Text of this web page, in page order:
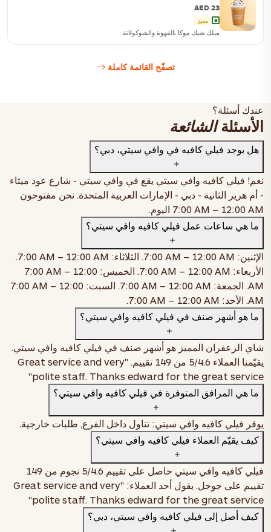
كرك بالزعفران مثلج
صغير AED 21 وسطAED 24
اطلب الآن
باراتا، ودجاج تيكا، وخضار كاتي، وبيض، وبصل، ومايونيز بالنعناع
اطلب الآن
شاي فيلي بالزعفران الفاخر — شاي الزعفران المميّز
وسط
اطلب الآن
AED 23
مميز
ميلك شيك موكا بالقهوة والشوكولاتة
ميلك شيك موكا بالقهوة والشوكولاتة
صغيرAED 23 وسطAED 26
اطلب الآن
تصفّح القائمة كاملة
عندك أسئلة؟
الأسئلةالشائعة
هل يوجد فيلي كافيه في وافي سيتي، دبي؟
نعم! فيلي كافيه وافي سيتي يقع في وافي سيتي - شارع عود ميثاء
- أم هرير الثانية - دبي - الإمارات العربية المتحدة. نحن مفتوحون
7:00 AM – 12:00 AM اليوم.
ما هي ساعات عمل فيلي كافيه وافي سيتي؟
الإثنين: 7:00 AM – 12:00 AM. الثلاثاء: 7:00 AM – 12:00 AM
.
الأربعاء: 7:00 AM – 12:00 AM. الخميس: 7:00 AM – 12:00
AM. الجمعة: 7:00 AM – 12:00 AM. السبت: 7:00 AM – 12:00
AM. الأحد: 7:00 AM – 12:00 AM
.
ما هو أشهر صنف في فيلي كافيه وافي سيتي؟
شاي الزعفران المميز هو أشهر صنف في فيلي كافيه وافي سيتي.
يقيّمنا العملاء 4.6/5 من 149
تقييم. "Great service and very
polite staff. Thanks edward for the great service"
ما هي المرافق المتوفرة في فيلي كافيه وافي سيتي؟
يوفر فيلي كافيه وافي سيتي: تناول داخل الفرع, طلبات خارجية.
كيف يقيّم العملاء فيلي كافيه وافي سيتي؟
فيلي كافيه وافي سيتي حاصل على تقييم 4.6/5 نجوم من
149
تقييم على جوجل. يقول أحد العملاء: "Great service and very
polite staff. Thanks edward for the great service"
كيف أصل إلى فيلي كافيه وافي سيتي، دبي؟